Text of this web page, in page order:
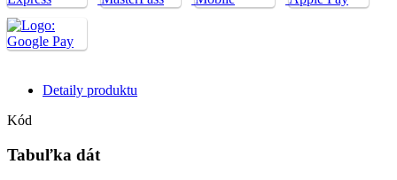
Detaily produktu
Kód
Tabuľka dát